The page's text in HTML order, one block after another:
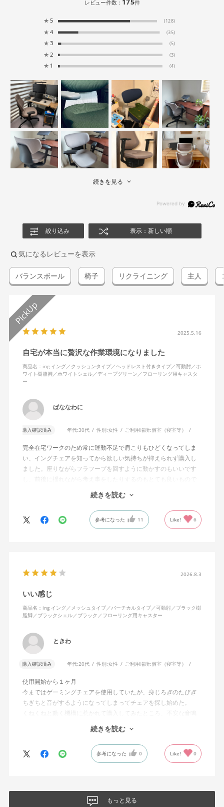
レビュー件数： 175件
★ 5 (128)
★ 4 (35)
★ 3 (5)
★ 2 (3)
★ 1 (4)
続きを見る
絞り込み 表示：新しい順
気になるレビューを表示
バランスボール 椅子 リクライニング 主人
2025.5.16
自宅が本当に贅沢な作業環境になりました
商品名：ing イング／クッションタイプ／ヘッドレスト付きタイプ／可動肘／ホ
ワイト樹脂脚／ホワイトシェル／ディープグリーン／フローリング用キャスタ
ー
ばななわに
購入確認済み 年代:30代 性別:女性 ご利用場所:個室（寝室等）
完全在宅ワークのため常に運動不足で肩こりもひどくなってしま
い、イングチェアを知ってから欲しい気持ちが抑えられず購入し
ました。座りながらフラフープを回すように動かすのもいいです
し、前後に揺れながら考え事をしたりするのもとても良いもので
す。カチャカチャ音が鳴るわけではないのですが、オフィスで揺
れてばっかだと怒られそうですが、自宅なら何も気にせずに使え
特に前後に揺らす時にヘッドレストありで購入して良かったと思
えます。揺れを止める機能もちゃんとあります。
続きを読む
参考になった 11 Like! 6
2026.8.3
いい感じ
商品名：ing イング／メッシュタイプ／バーチカルタイプ／可動肘／ブラック樹
脂脚／ブラックシェル／ブラック／フローリング用キャスター
ときわ
購入確認済み 年代:20代 性別:女性 ご利用場所:個室（寝室等）
使用開始から１ヶ月
今まではゲーミングチェアを使用していたが、身じろぎのたびぎ
ちぎちと音がするようになってしまってチェアを探し始めた。
くねくねと動く機構に惹かれて購入してみたところ、不安な音鳴
りは無くなった！但し座る時と立つ時はカッチョンと音がする。
これは座っていない時に椅子が倒れないように立ち上がると水平
に保つ機構があるようだ。
絵を描くのと、ゲームをするためのデスクで使用しているためお
尻についてくるフレキシブルな座面が嬉しい。
続きを読む
参考になった 0 Like! 0
もっと見る